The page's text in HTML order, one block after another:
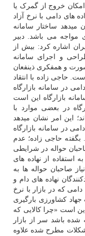
خروج از گمرک یا
های دامی با نرخ آزاد
میدهد ساختار سامانه
مواجه می باشد. دبیر
اشاره کرد: بیش از
و اجرای سامانه
و همفکری ذینفعان
حاجی زاده با انتقاد
در سامانه بازارگاه
بازارگاه این است
در بعضی موارد با
این امر نشان میدهد
در سامانه بازارگاه
بگفته حاجی زاده؛ عدم
حواله در شرایطی
استفاده از نهاده های
صاحبان حواله ها به
نهاده های دام و
که در بازار با نرخ
کشاورزی بارگیری
است «چرا کالایی که
شده باشد سر از بازار
مطرح شده علاوه